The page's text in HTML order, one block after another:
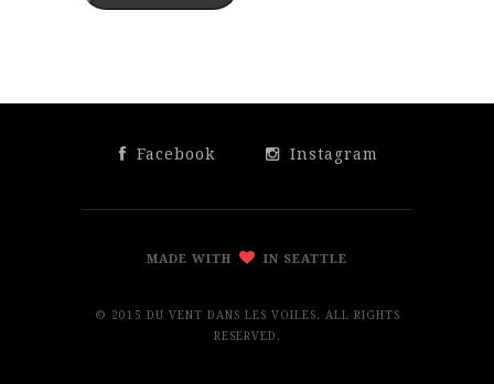
Facebook Instagram
MADE WITH IN SEATTLE
© 2015 DU VENT DANS LES VOILES. ALL RIGHTS
RESERVED.